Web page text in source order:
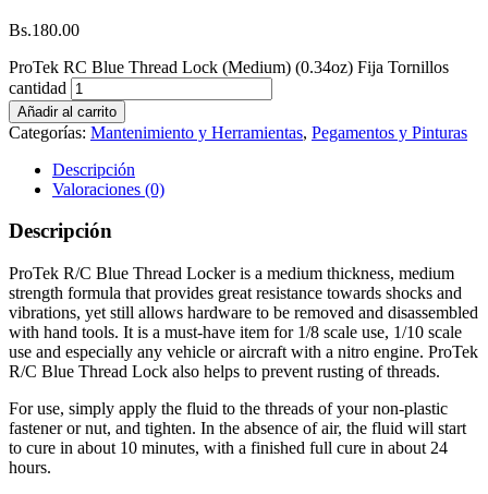
Bs.180.00
ProTek RC Blue Thread Lock (Medium) (0.34oz) Fija Tornillos
cantidad
Añadir al carrito
Categorías: Mantenimiento y Herramientas, Pegamentos y Pinturas
Descripción
Valoraciones (0)
Descripción
ProTek R/C Blue Thread Locker is a medium thickness, medium
strength formula that provides great resistance towards shocks and
vibrations, yet still allows hardware to be removed and disassembled
with hand tools. It is a must-have item for 1/8 scale use, 1/10 scale
use and especially any vehicle or aircraft with a nitro engine. ProTek
R/C Blue Thread Lock also helps to prevent rusting of threads.
For use, simply apply the fluid to the threads of your non-plastic
fastener or nut, and tighten. In the absence of air, the fluid will start
to cure in about 10 minutes, with a finished full cure in about 24
hours.